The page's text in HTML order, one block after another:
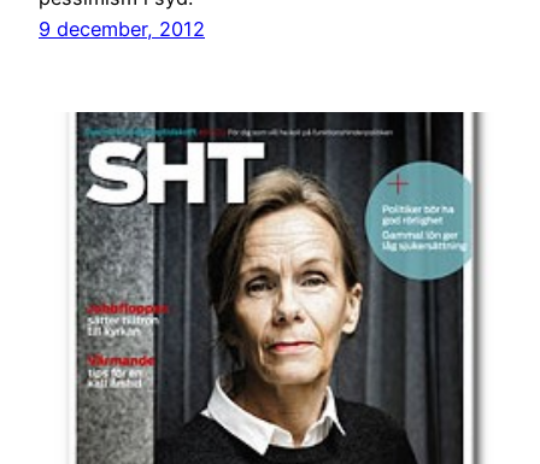
9 december, 2012